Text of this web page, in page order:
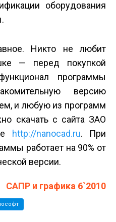
оборудования
Никто не любит
— перед покупкой
программы
версию
и любую из программ
скачать с сайта ЗАО
http://nanocad.ru. При
работает на 90% от
версии.
САПР и графика 6`2010